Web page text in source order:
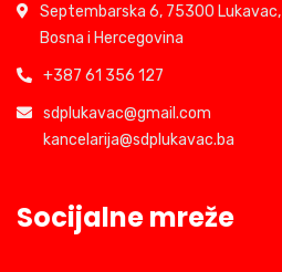
Septembarska 6, 75300 Lukavac,
Bosna i Hercegovina
+387 61 356 127
sdplukavac@gmail.com
kancelarija@sdplukavac.ba
Socijalne mreže